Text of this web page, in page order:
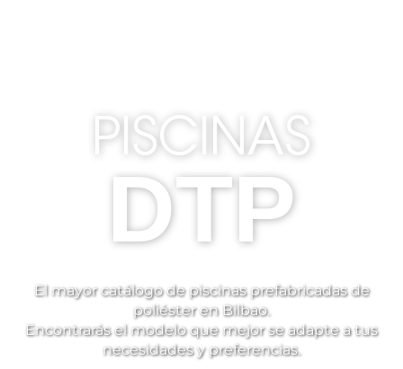
PISCINAS
DTP
El mayor catálogo de piscinas prefabricadas de
poliéster en Bilbao.
Encontrarás el modelo que mejor se adapte a tus
necesidades y preferencias.